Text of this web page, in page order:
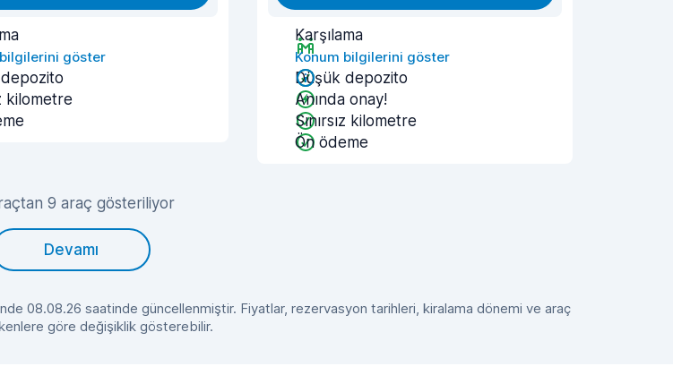
göster
kilometre
Karşılama
Konum bilgilerini göster
Düşük depozito
Anında onay!
Sınırsız kilometre
Ön ödeme
9 araç gösteriliyor
Devamı
08.08.26 saatinde güncellenmiştir. Fiyatlar, rezervasyon tarihleri, kiralama dönemi ve araç
göre değişiklik gösterebilir.